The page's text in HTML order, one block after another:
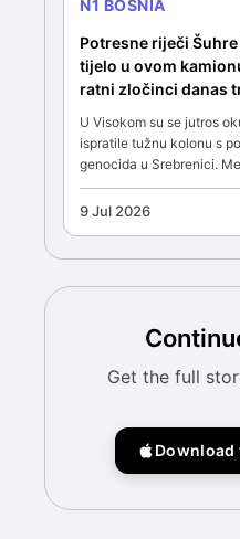
N1 BOSNIA
Potresne riječi
tijelo u ovom
ratni zločinci danas
U Visokom su se jutros
ispratile tužnu kolonu s
genocida u Srebrenici.
9 Jul 2026
Get the full
Download